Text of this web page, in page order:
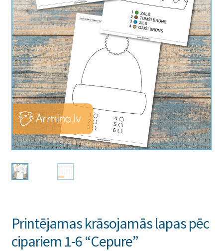
Printējamas krāsojamās lapas pēc
cipariem 1-6 “Cepure”